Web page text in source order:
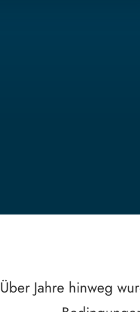
Über Jahre hinweg